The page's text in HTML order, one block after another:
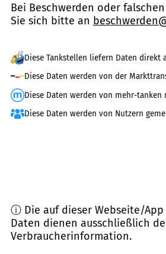
Bei Beschwerden oder
Sie sich bitte an
Diese Tankstellen liefern Daten direkt
Diese Daten werden von der
Diese Daten werden von mehr-tanken
Diese Daten werden von Nutzern
ⓘ Die auf dieser Webseite/
Daten dienen ausschließlich
Verbraucherinformation.